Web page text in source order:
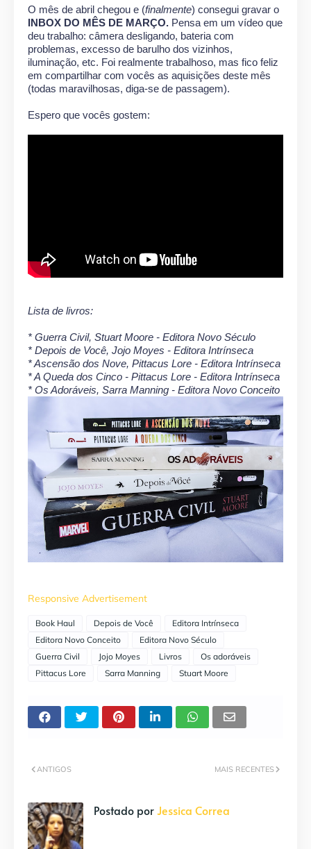
O mês de abril chegou e (finalmente) consegui gravar o
INBOX DO MÊS DE MARÇO. Pensa em um vídeo que
deu trabalho: câmera desligando, bateria com
problemas, excesso de barulho dos vizinhos,
iluminação, etc. Foi realmente trabalhoso, mas fico feliz
em compartilhar com vocês as aquisições deste mês
(todas maravilhosas, diga-se de passagem).
Espero que vocês gostem:
Lista de livros:
* Guerra Civil, Stuart Moore - Editora Novo Século
* Depois de Você, Jojo Moyes - Editora Intrínseca
* Ascensão dos Nove, Pittacus Lore - Editora Intrínseca
* A Queda dos Cinco - Pittacus Lore - Editora Intrínseca
* Os Adoráveis, Sarra Manning - Editora Novo Conceito
Responsive Advertisement
Book Haul Depois de Você
Editora Intrínseca
Editora Novo Conceito
Editora Novo Século
Guerra Civil
Jojo Moyes Livros
Os adoráveis
Pittacus Lore
Sarra Manning Stuart Moore
MAIS RECENTES
ANTIGOS
Postado porJessica Correa